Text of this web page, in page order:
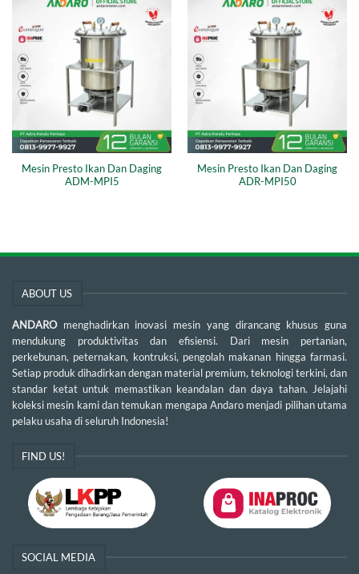
Mesin Presto Ikan Dan Daging
ADM-MPI5
Mesin Presto Ikan Dan Daging
ADR-MPI50
ABOUT US
ANDARO menghadirkan inovasi mesin yang dirancang khusus guna
mendukung produktivitas dan efisiensi. Dari mesin pertanian,
perkebunan, peternakan, kontruksi, pengolah makanan hingga farmasi.
Setiap produk dihadirkan dengan material premium, teknologi terkini, dan
standar ketat untuk memastikan keandalan dan daya tahan. Jelajahi
koleksi mesin kami dan temukan mengapa Andaro menjadi pilihan utama
pelaku usaha di seluruh Indonesia!
FIND US!
SOCIAL MEDIA